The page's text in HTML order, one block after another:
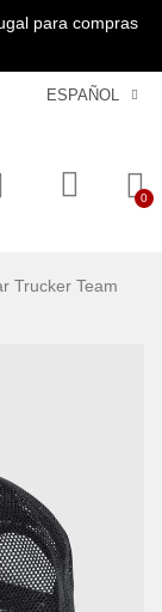
para compras
ESPAÑOL
Trucker Team